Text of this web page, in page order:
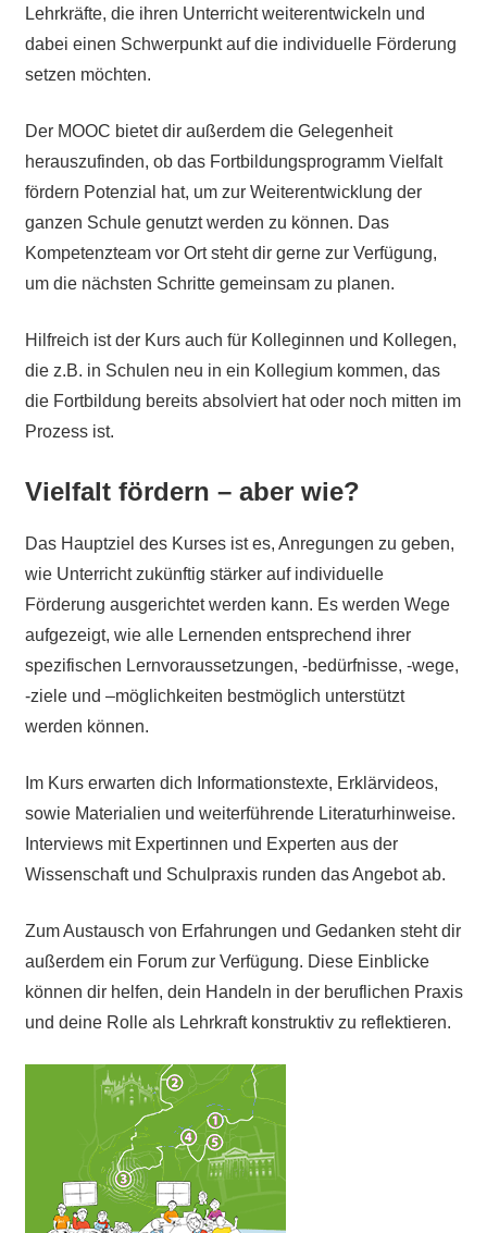
Lehrkräfte, die ihren Unterricht weiterentwickeln und
dabei einen Schwerpunkt auf die individuelle Förderung
setzen möchten.
Der MOOC bietet dir außerdem die Gelegenheit
herauszufinden, ob das Fortbildungsprogramm Vielfalt
fördern Potenzial hat, um zur Weiterentwicklung der
ganzen Schule genutzt werden zu können. Das
Kompetenzteam vor Ort steht dir gerne zur Verfügung,
um die nächsten Schritte gemeinsam zu planen.
Hilfreich ist der Kurs auch für Kolleginnen und Kollegen,
die z.B. in Schulen neu in ein Kollegium kommen, das
die Fortbildung bereits absolviert hat oder noch mitten im
Prozess ist.
Vielfalt fördern – aber wie?
Das Hauptziel des Kurses ist es, Anregungen zu geben,
wie Unterricht zukünftig stärker auf individuelle
Förderung ausgerichtet werden kann. Es werden Wege
aufgezeigt, wie alle Lernenden entsprechend ihrer
spezifischen Lernvoraussetzungen, -bedürfnisse, -wege,
-ziele und –möglichkeiten bestmöglich unterstützt
werden können.
Im Kurs erwarten dich Informationstexte, Erklärvideos,
sowie Materialien und weiterführende Literaturhinweise.
Interviews mit Expertinnen und Experten aus der
Wissenschaft und Schulpraxis runden das Angebot ab.
Zum Austausch von Erfahrungen und Gedanken steht dir
außerdem ein Forum zur Verfügung. Diese Einblicke
können dir helfen, dein Handeln in der beruflichen Praxis
und deine Rolle als Lehrkraft konstruktiv zu reflektieren.